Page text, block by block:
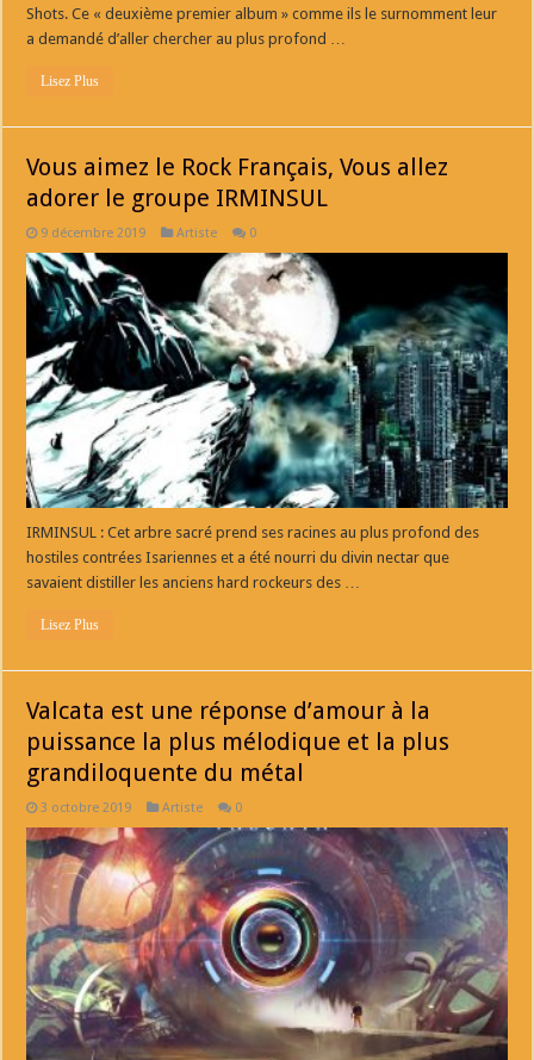
Shots. Ce « deuxième premier album » comme ils le surnomment leur
a demandé d’aller chercher au plus profond …
Lisez Plus
Vous aimez le Rock Français, Vous allez
adorer le groupe IRMINSUL
9 décembre 2019 Artiste 0
IRMINSUL : Cet arbre sacré prend ses racines au plus profond des
hostiles contrées Isariennes et a été nourri du divin nectar que
savaient distiller les anciens hard rockeurs des …
Lisez Plus
Valcata est une réponse d’amour à la
puissance la plus mélodique et la plus
grandiloquente du métal
3 octobre 2019 Artiste 0